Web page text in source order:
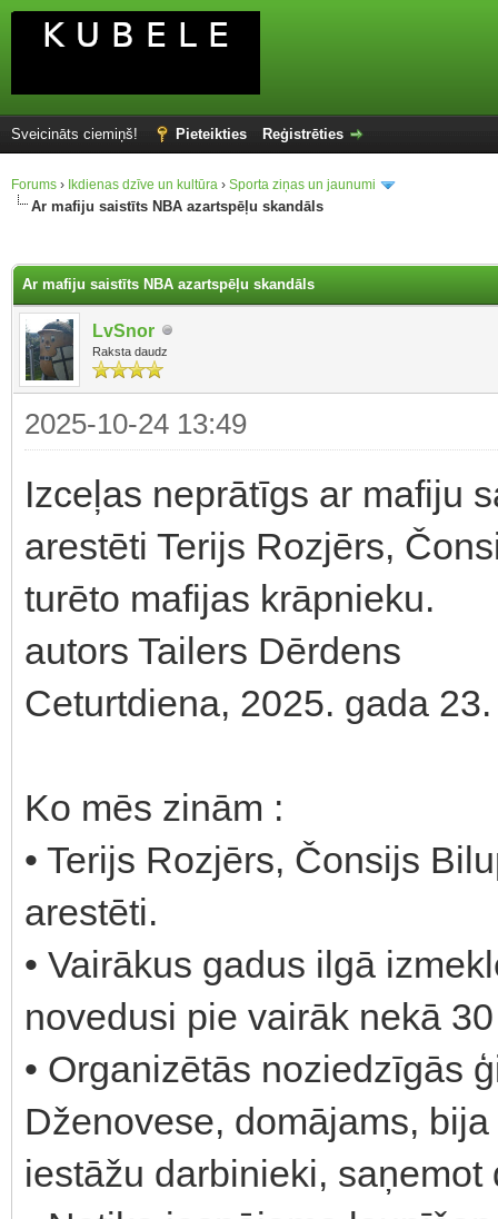
Sveicināts ciemiņš! Pieteikties Reģistrēties
Forums › Ikdienas dzīve un kultūra › Sporta ziņas un jaunumi
Ar mafiju saistīts NBA azartspēļu skandāls
Ar mafiju saistīts NBA azartspēļu skandāls
LvSnor
Raksta daudz
2025-10-24 13:49
Izceļas neprātīgs ar mafiju
arestēti Terijs Rozjērs,
turēto mafijas krāpnieku.
autors Tailers Dērdens
Ceturtdiena, 2025. gada
Ko mēs zinām :
• Terijs Rozjērs, Čonsijs
arestēti.
• Vairākus gadus ilgā
novedusi pie vairāk nekā
• Organizētās noziedzīgās
Dženovese, domājams,
iestāžu darbinieki, saņemot